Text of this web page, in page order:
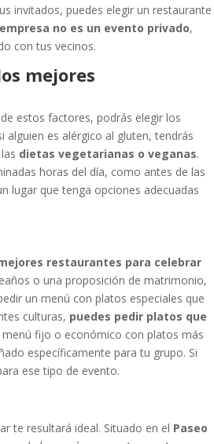
invitados, puedes elegir un restaurante
no es un evento privado,
con tus vecinos.
mejores
estos factores, podrás elegir los
alguien es alérgico al gluten, tendrás
dietas vegetarianas o veganas.
horas del día, como antes de las
lugar que tenga opciones adecuadas
restaurantes para celebrar
o una proposición de matrimonio,
un menú con platos especiales que
culturas, puedes pedir platos que
menú fijo o económico con platos más
específicamente para tu grupo. Si
ese tipo de evento.
te resultará ideal. Situado en el Paseo